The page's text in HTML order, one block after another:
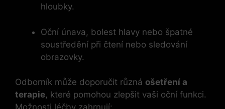
hloubky.
Oční únava, bolest hlavy nebo špatné
soustředění při čtení nebo sledování
obrazovky.
Odborník může doporučit různá ošetření a
terapie, které pomohou zlepšit vaši oční funkci.